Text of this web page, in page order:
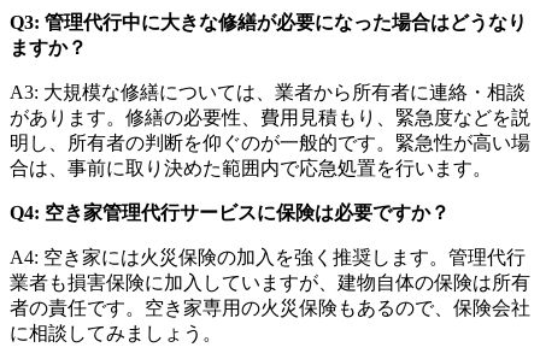
Q3: 管理代行中に大きな修繕が必要になった場合はどうなり
ますか？
A3: 大規模な修繕については、業者から所有者に連絡・相談
があります。修繕の必要性、費用見積もり、緊急度などを説
明し、所有者の判断を仰ぐのが一般的です。緊急性が高い場
合は、事前に取り決めた範囲内で応急処置を行います。
Q4: 空き家管理代行サービスに保険は必要ですか？
A4: 空き家には火災保険の加入を強く推奨します。管理代行
業者も損害保険に加入していますが、建物自体の保険は所有
者の責任です。空き家専用の火災保険もあるので、保険会社
に相談してみましょう。